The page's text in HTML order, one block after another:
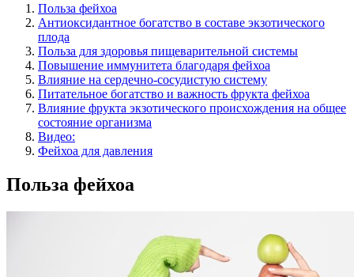
Польза фейхоа
Антиоксидантное богатство в составе экзотического
плода
Польза для здоровья пищеварительной системы
Повышение иммунитета благодаря фейхоа
Влияние на сердечно-сосудистую систему
Питательное богатство и важность фрукта фейхоа
Влияние фрукта экзотического происхождения на общее
состояние организма
Видео:
Фейхоа для давления
Польза фейхоа